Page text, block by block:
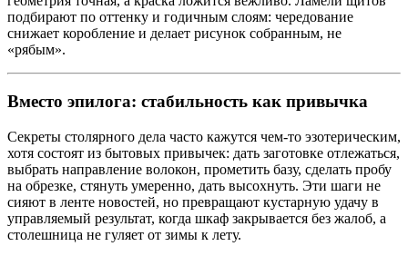
подбирают по оттенку и годичным слоям: чередование
снижает коробление и делает рисунок собранным, не
«рябым».
Вместо эпилога: стабильность как привычка
Секреты столярного дела часто кажутся чем‑то эзотерическим,
хотя состоят из бытовых привычек: дать заготовке отлежаться,
выбрать направление волокон, прометить базу, сделать пробу
на обрезке, стянуть умеренно, дать высохнуть. Эти шаги не
сияют в ленте новостей, но превращают кустарную удачу в
управляемый результат, когда шкаф закрывается без жалоб, а
столешница не гуляет от зимы к лету.